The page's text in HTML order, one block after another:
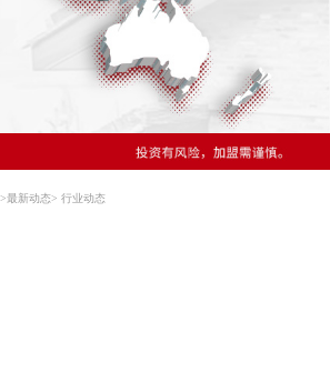
>最新动态>行业动态